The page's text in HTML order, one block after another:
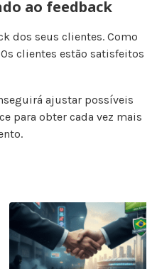
ao feedback
dos seus clientes. Como
clientes estão satisfeitos
ajustar possíveis
para obter cada vez mais